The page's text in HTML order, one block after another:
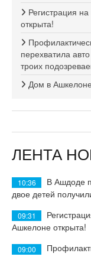
Регистрация
открыта!
перехватила
троих
Дом в
ЛЕНТА
10:36
В Ашдоде
двое детей
09:31
Ашкелоне открыта!
09:00